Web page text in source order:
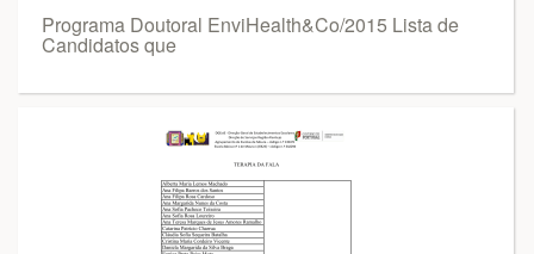
Programa Doutoral EnviHealth&Co/2015 Lista de
Candidatos que